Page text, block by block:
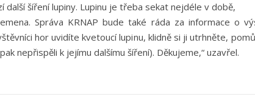
další šíření lupiny. Lupinu je třeba sekat nejdéle v době,
Správa KRNAP bude také ráda za informace o
hor uvidíte kvetoucí lupinu, klidně si ji utrhněte,
nepřispěli k jejímu dalšímu šíření). Děkujeme,“ uzavřel.